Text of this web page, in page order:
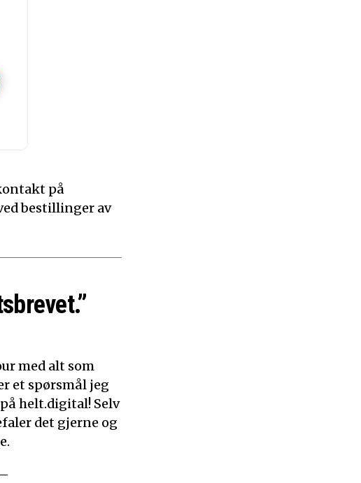
på
bestillinger av
med alt som
et spørsmål jeg
helt.digital! Selv
det gjerne og